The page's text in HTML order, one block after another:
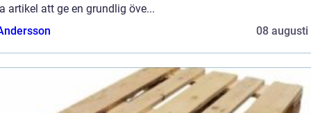
artikel att ge en grundlig öve...
08 augusti